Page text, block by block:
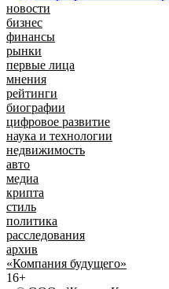
новости
бизнес
финансы
рынки
первые лица
мнения
рейтинги
биографии
цифровое развитие
наука и технологии
недвижимость
авто
медиа
крипта
стиль
политика
расследования
архив
«Компания будущего»
16+